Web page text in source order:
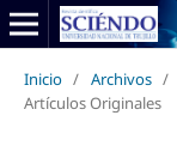
Inicio / Archivos /
Artículos Originales